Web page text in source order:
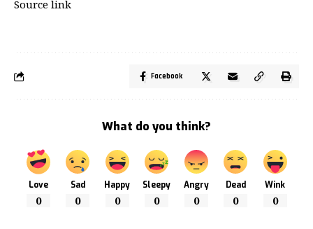
Source link
Facebook
What do you think?
Love
0
Sad
0
Happy
0
Sleepy
0
Angry
0
Dead
0
Wink
0